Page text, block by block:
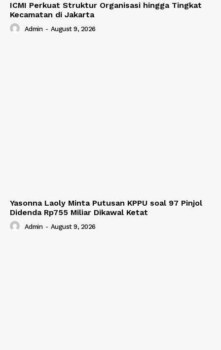
ICMI Perkuat Struktur Organisasi hingga Tingkat
Kecamatan di Jakarta
Admin - August 9, 2026
Yasonna Laoly Minta Putusan KPPU soal 97 Pinjol
Didenda Rp755 Miliar Dikawal Ketat
Admin - August 9, 2026